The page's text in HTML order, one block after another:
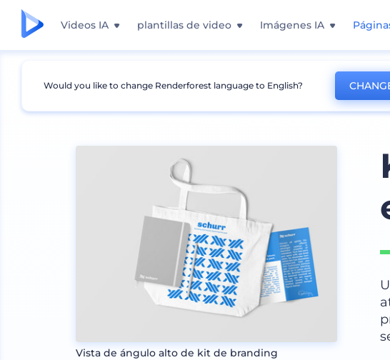
Videos IA plantillas de video Imágenes IA
Mockups Ropa Mockup de camiseta
Vista de ángulo alto de kit de branding
Would you like to change Renderforest language to English?